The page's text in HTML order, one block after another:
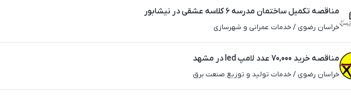
مناقصه تکمیل ساختمان مدرسه ۶ کلاسه عشقی در نیشابور
خراسان رضوی /خدمات عمرانی و شهرسازی
مناقصه خرید 70,000 عدد لامپ led در مشهد
خراسان رضوی /خدمات تولید و توزیع صنعت برق